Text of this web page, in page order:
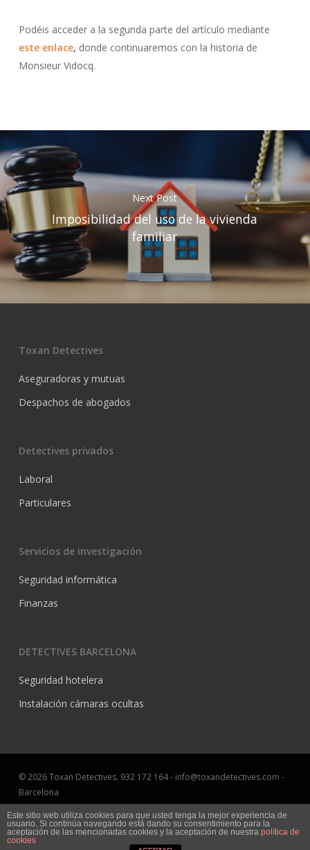
Podéis acceder a la segunda parte del artículo mediante
este enlace, donde continuaremos con la historia de
Monsieur Vidocq.
Next Post
Imposibilidad del uso de la vivienda
familiar
Toxan Detectives
Aseguradoras y mutuas
Despachos de abogados
Detectives privados
Laboral
Particulares
Servicios de investigación
Seguridad informática
Finanzas
DETECTIVES BARCELONA
Seguridad hotelera
Instalación cámaras ocultas
© 2026 Toxan Detectives. 932 172 164 - info@toxandetectives.com -
Barcelona
Aviso Legal
Marketing online Barcelona
Este sitio web utiliza cookies para que usted tenga la mejor experiencia de
usuario. Si continúa navegando está dando su consentimiento para la
aceptación de las mencionadas cookies y la aceptación de nuestra política de
cookies